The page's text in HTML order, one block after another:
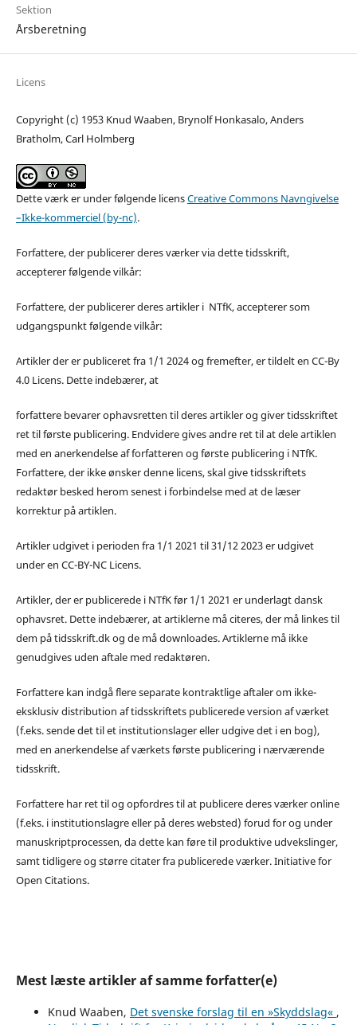
Sektion
Årsberetning
Licens
Copyright (c) 1953 Knud Waaben, Brynolf Honkasalo, Anders
Bratholm, Carl Holmberg
Dette værk er under følgende licensCreative Commons Navngivelse
–Ikke-kommerciel (by-nc).
Forfattere, der publicerer deres værker via dette tidsskrift,
accepterer følgende vilkår:
Forfattere, der publicerer deres artikler i NTfK, accepterer som
udgangspunkt følgende vilkår:
Artikler der er publiceret fra 1/1 2024 og fremefter, er tildelt en CC-By
4.0 Licens. Dette indebærer, at
forfattere bevarer ophavsretten til deres artikler og giver tidsskriftet
ret til første publicering. Endvidere gives andre ret til at dele artiklen
med en anerkendelse af forfatteren og første publicering i NTfK.
Forfattere, der ikke ønsker denne licens, skal give tidsskriftets
redaktør besked herom senest i forbindelse med at de læser
korrektur på artiklen.
Artikler udgivet i perioden fra 1/1 2021 til 31/12 2023 er udgivet
under en CC-BY-NC Licens.
Artikler, der er publicerede i NTfK før 1/1 2021 er underlagt dansk
ophavsret. Dette indebærer, at artiklerne må citeres, der må linkes til
dem på tidsskrift.dk og de må downloades. Artiklerne må ikke
genudgives uden aftale med redaktøren.
Forfattere kan indgå flere separate kontraktlige aftaler om ikke-
eksklusiv distribution af tidsskriftets publicerede version af værket
(f.eks. sende det til et institutionslager eller udgive det i en bog),
med en anerkendelse af værkets første publicering i nærværende
tidsskrift.
Forfattere har ret til og opfordres til at publicere deres værker online
(f.eks. i institutionslagre eller på deres websted) forud for og under
manuskriptprocessen, da dette kan føre til produktive udvekslinger,
samt tidligere og større citater fra publicerede værker. Initiative for
Open Citations.
Mest læste artikler af samme forfatter(e)
Knud Waaben, Det svenske forslag til en »Skyddslag« ,